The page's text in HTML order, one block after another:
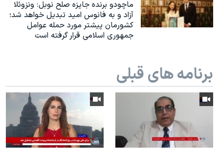
نرگس محمدی برنده جایزه نوبل صلح
همایش محافظه‌کاران آمریکا «سی‌پک»
سفر پرزیدنت ترامپ به چین
ماچودو برنده جایزه صلح نوبل: ونزوئلا
آزاد و به فانوس امید تبدیل خواهد شد؛
کشورمان پیشتر مورد حمله عوامل
جمهوری اسلامی قرار گرفته است
برنامه های قبلی